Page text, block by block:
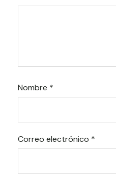
Nombre *
Correo electrónico *